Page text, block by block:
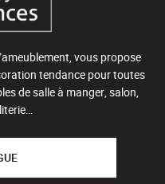
vous propose
tendance pour toutes
de salle à manger, salon,